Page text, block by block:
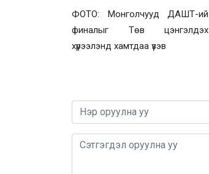
ФОТО: Монголчууд ДАШТ-ий
финалыг Төв цэнгэлдэх
хүрээлэнд хамтдаа үзэв